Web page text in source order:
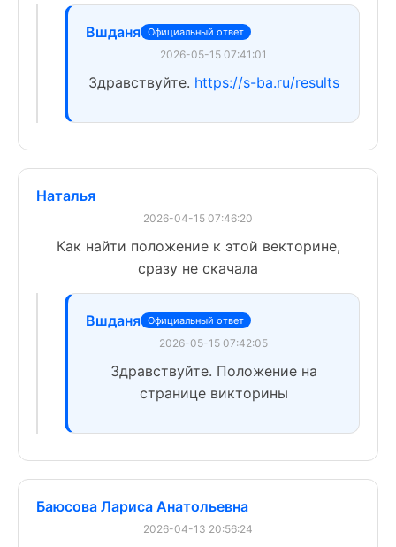
Вшданя Официальный ответ
2026-05-15 07:41:01
Здравствуйте. https://s-ba.ru/results
Наталья
2026-04-15 07:46:20
Как найти положение к этой векторине,
сразу не скачала
Вшданя Официальный ответ
2026-05-15 07:42:05
Здравствуйте. Положение на
странице викторины
Баюсова Лариса Анатольевна
2026-04-13 20:56:24